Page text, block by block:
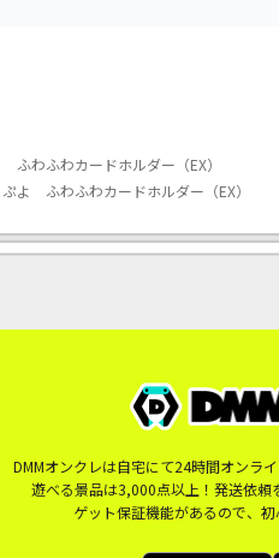
ふわふわカードホルダー（EX）
よ ふわふわカードホルダー（EX）
DMMオンクレは自宅にて24時間オンラ
遊べる景品は3,000点以上！発送依頼
ゲット保証機能があるので、初